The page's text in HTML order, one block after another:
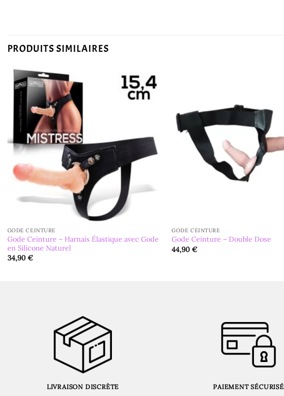
PRODUITS SIMILAIRES
GODE CEINTURE
Gode Ceinture – Harnais Élastique avec Gode
en Silicone Naturel
34,90 €
GODE CEINTURE
Gode Ceinture – Double Dose
44,90€
LIVRAISON DISCRÈTE PAIEMENT SÉCURISÉ